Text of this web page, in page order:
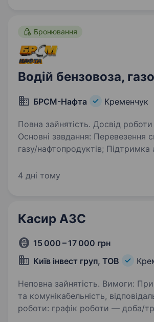
Бронювання
Водій бензовоза,
БРСМ-Нафта Кременчук
Повна зайнятість. Досвід роботи
Основні завдання: Перевезення скрапленого
газу/нафтопродуктів; Підтримка автомобіля
своєчасне заповнення необхідної
4 дні тому
Касир АЗС
15 000 – 17 000 грн
Київ інвест груп, ТОВ
Неповна зайнятість. Вимоги: Привітність
та комунікабельність,
роботи: графік роботи — доба/